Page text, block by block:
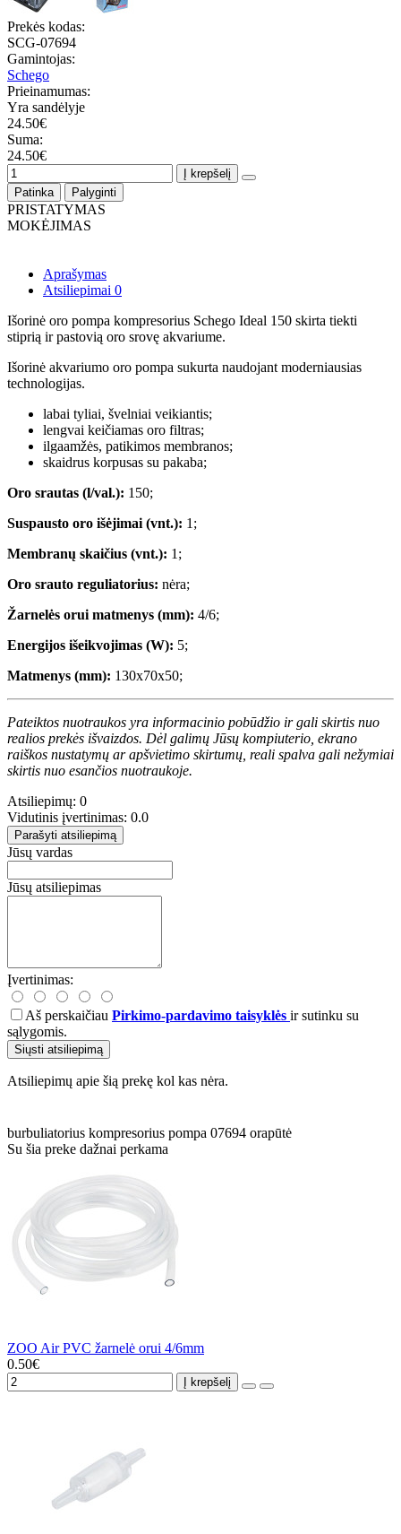
Prekės kodas:
SCG-07694
Gamintojas:
Schego
Prieinamumas:
Yra sandėlyje
24.50€
Suma:
24.50€
Į krepšelį
Patinka
Palyginti
PRISTATYMAS
MOKĖJIMAS
Aprašymas
Atsiliepimai 0
Išorinė oro pompa kompresorius Schego Ideal 150 skirta tiekti
stiprią ir pastovią oro srovę akvariume.
Išorinė akvariumo oro pompa sukurta naudojant moderniausias
technologijas.
labai tyliai, švelniai veikiantis;
lengvai keičiamas oro filtras;
ilgaamžės, patikimos membranos;
skaidrus korpusas su pakaba;
Oro srautas (l/val.): 150;
Suspausto oro išėjimai (vnt.): 1;
Membranų skaičius (vnt.): 1;
Oro srauto reguliatorius: nėra;
Žarnelės orui matmenys (mm): 4/6;
Energijos išeikvojimas (W): 5;
Matmenys (mm): 130x70x50;
Pateiktos nuotraukos yra informacinio pobūdžio ir gali skirtis nuo
realios prekės išvaizdos. Dėl galimų Jūsų kompiuterio, ekrano
raiškos nustatymų ar apšvietimo skirtumų, reali spalva gali nežymiai
skirtis nuo esančios nuotraukoje.
Atsiliepimų: 0
Vidutinis įvertinimas: 0.0
Parašyti atsiliepimą
Jūsų vardas
Jūsų atsiliepimas
Įvertinimas:
Aš perskaičiau Pirkimo-pardavimo taisyklės ir sutinku su
sąlygomis.
Siųsti atsiliepimą
Atsiliepimų apie šią prekę kol kas nėra.
burbuliatorius kompresorius pompa 07694 orapūtė
Su šia preke dažnai perkama
ZOO Air PVC žarnelė orui 4/6mm
0.50€
Į krepšelį